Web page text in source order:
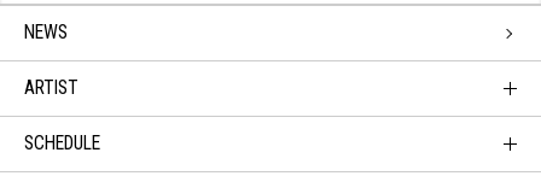
NEWS
ARTIST
SCHEDULE